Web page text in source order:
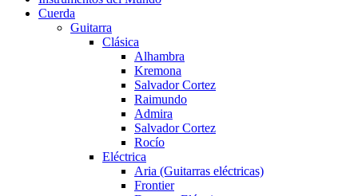
Cuerda
Guitarra
Clásica
Alhambra
Kremona
Salvador Cortez
Raimundo
Admira
Salvador Cortez
Rocío
Eléctrica
Aria (Guitarras eléctricas)
Frontier